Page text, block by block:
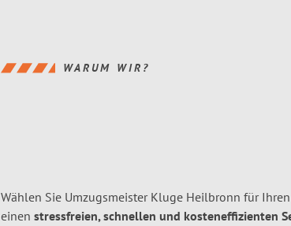
WARUM WIR?
Wählen Sie Umzugsmeister Kluge Heilbronn für
einen stressfreien, schnellen und kosteneffizienten